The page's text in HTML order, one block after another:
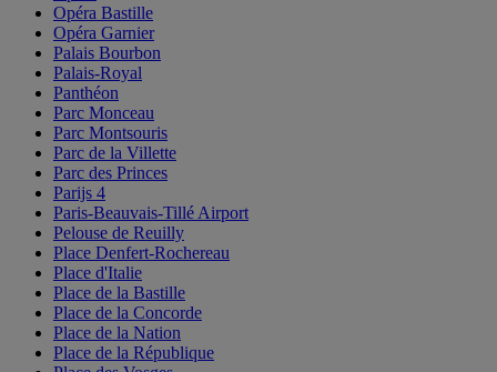
Opéra Bastille
Opéra Garnier
Palais Bourbon
Palais-Royal
Panthéon
Parc Monceau
Parc Montsouris
Parc de la Villette
Parc des Princes
Parijs 4
Paris-Beauvais-Tillé Airport
Pelouse de Reuilly
Place Denfert-Rochereau
Place d'Italie
Place de la Bastille
Place de la Concorde
Place de la Nation
Place de la République